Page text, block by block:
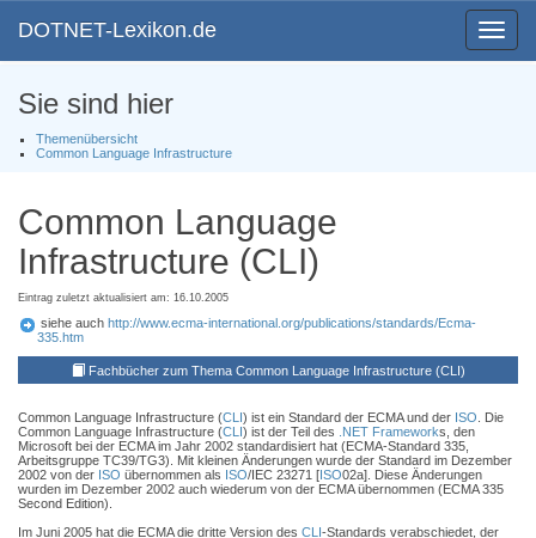
Toggle
DOTNET-Lexikon.de
Sie sind hier
Themenübersicht
Common Language Infrastructure
Common Language
Infrastructure (CLI)
Eintrag zuletzt aktualisiert am: 16.10.2005
siehe auch http://www.ecma-international.org/publications/standards/Ecma-
335.htm
Fachbücher zum Thema Common Language Infrastructure (CLI)
Common Language Infrastructure (CLI) ist ein Standard der ECMA und der ISO . Die
Common Language Infrastructure (CLI) ist der Teil des .NET Frameworks, den
Microsoft bei der ECMA im Jahr 2002 standardisiert hat (ECMA-Standard 335,
Arbeitsgruppe TC39/TG3). Mit kleinen Änderungen wurde der Standard im Dezember
2002 von der ISO übernommen als ISO/IEC 23271 [ISO02a]. Diese Änderungen
wurden im Dezember 2002 auch wiederum von der ECMA übernommen (ECMA 335
Second Edition).
Im Juni 2005 hat die ECMA die dritte Version des CLI-Standards verabschiedet, der